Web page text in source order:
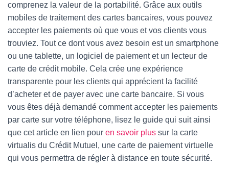
comprenez la valeur de la portabilité. Grâce aux outils
mobiles de traitement des cartes bancaires, vous pouvez
accepter les paiements où que vous et vos clients vous
trouviez. Tout ce dont vous avez besoin est un smartphone
ou une tablette, un logiciel de paiement et un lecteur de
carte de crédit mobile. Cela crée une expérience
transparente pour les clients qui apprécient la facilité
d’acheter et de payer avec une carte bancaire. Si vous
vous êtes déjà demandé comment accepter les paiements
par carte sur votre téléphone, lisez le guide qui suit ainsi
que cet article en lien pour en savoir plus sur la carte
virtualis du Crédit Mutuel, une carte de paiement virtuelle
qui vous permettra de régler à distance en toute sécurité.